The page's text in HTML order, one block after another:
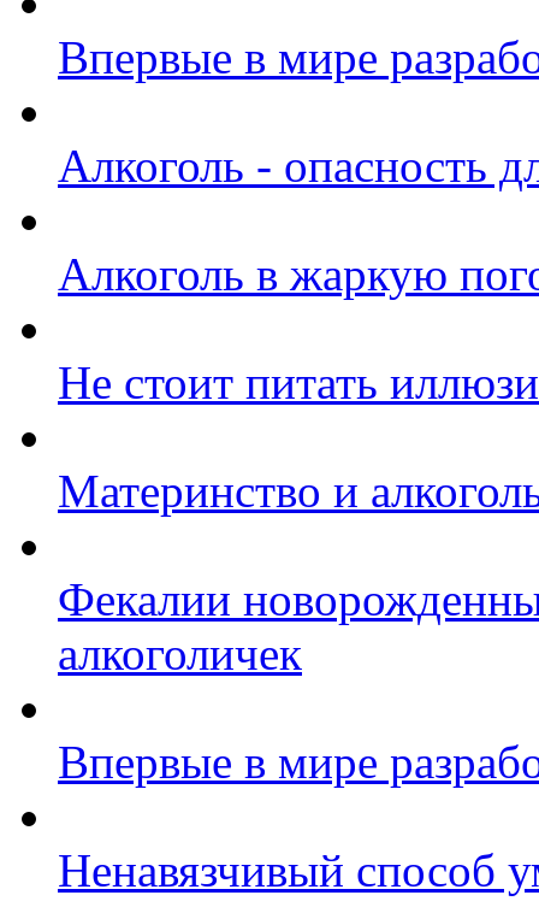
Впервые в мире
Алкоголь - опасность
Алкоголь в жаркую
Не стоит питать
Материнство и
Фекалии
алкоголичек
Впервые в мире
Ненавязчивый способ